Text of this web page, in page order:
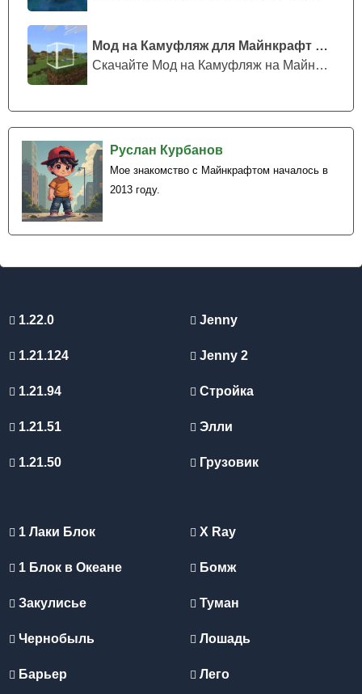
Мод на Камуфляж для Майнкрафт ПЕ
Скачайте Мод на Камуфляж на Майнкрафт...
Руслан Курбанов
Мое знакомство с Майнкрафтом началось в
2013 году.
1.22.0
1.21.124
1.21.94
1.21.51
1.21.50
Jenny
Jenny 2
Стройка
Элли
Грузовик
1 Лаки Блок
1 Блок в Океане
Закулисье
Чернобыль
Барьер
X Ray
Бомж
Туман
Лошадь
Лего